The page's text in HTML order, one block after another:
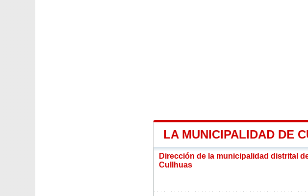
LA MUNICIPALIDAD DE
Dirección de la municipalidad distrital
Cullhuas